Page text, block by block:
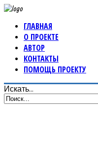
ГЛАВНАЯ
О ПРОЕКТЕ
АВТОР
КОНТАКТЫ
ПОМОЩЬ ПРОЕКТУ
Искать...